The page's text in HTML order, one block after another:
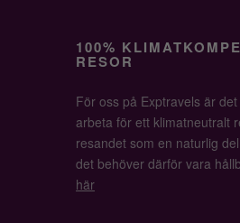
100%
RESOR
För oss på Exptravels är
arbeta för ett klimatneutralt
resandet som en naturlig
det behöver därför vara
här